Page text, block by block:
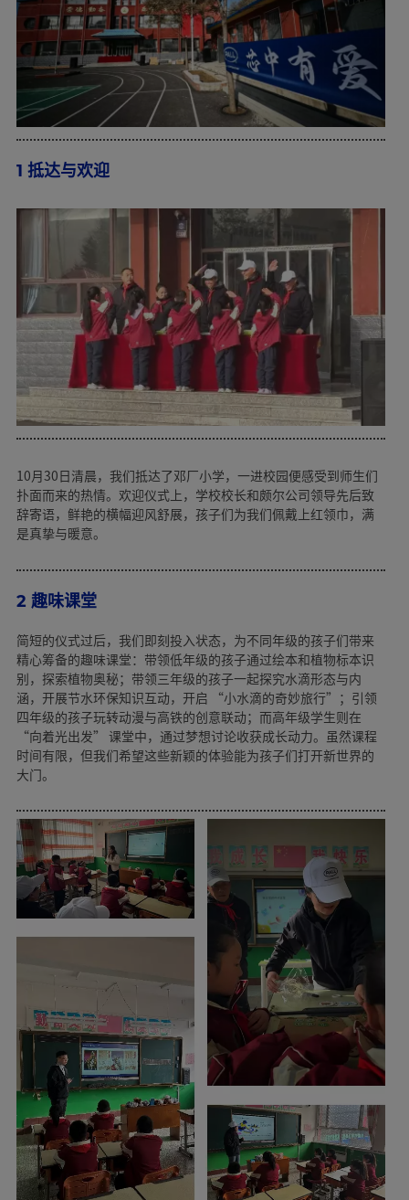
1 抵达与欢迎
10月30日清晨，我们抵达了邓厂小学，一进校园便感受到师生们
扑面而来的热情。欢迎仪式上，学校校长和颇尔公司领导先后致
辞寄语，鲜艳的横幅迎风舒展，孩子们为我们佩戴上红领巾，满
是真挚与暖意。
2 趣味课堂
简短的仪式过后，我们即刻投入状态，为不同年级的孩子们带来
精心筹备的趣味课堂：带领低年级的孩子通过绘本和植物标本识
别，探索植物奥秘；带领三年级的孩子一起探究水滴形态与内
涵，开展节水环保知识互动，开启 “小水滴的奇妙旅行”；引领
四年级的孩子玩转动漫与高铁的创意联动；而高年级学生则在
“向着光出发” 课堂中，通过梦想讨论收获成长动力。虽然课程
时间有限，但我们希望这些新颖的体验能为孩子们打开新世界的
大门。